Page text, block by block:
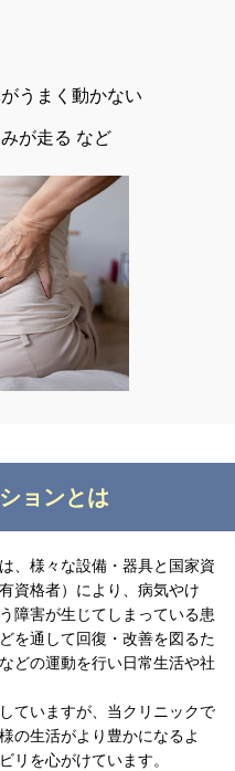
うまく動かない
が走る など
ョンとは
、様々な設備・器具と国家資
資格者）により、病気やけ
障害が生じてしまっている患
を通して回復・改善を図るた
どの運動を行い日常生活や社
ていますが、当クリニックで
の生活がより豊かになるよ
リを心がけています。